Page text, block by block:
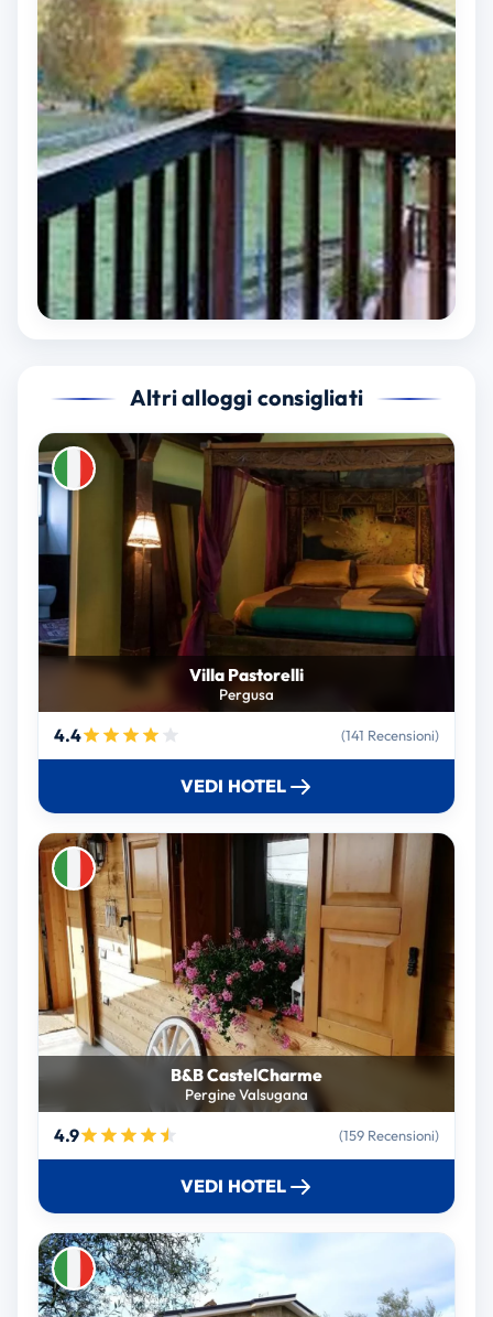
Altri alloggi consigliati
Villa Pastorelli
Pergusa
4.4 (141 Recensioni)
VEDI HOTEL
B&B CastelCharme
Pergine Valsugana
4.9 (159 Recensioni)
VEDI HOTEL